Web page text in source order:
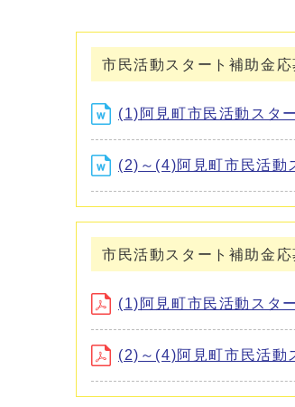
市民活動スタート補助金
(1)阿見町市民活動スタ
(2)～(4)阿見町市民活動
市民活動スタート補助金
(1)阿見町市民活動スタ
(2)～(4)阿見町市民活動